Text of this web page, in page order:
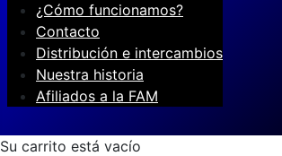
¿Cómo funcionamos?
Contacto
Distribución e intercambios
Nuestra historia
Afiliados a la FAM
Su carrito está vacío